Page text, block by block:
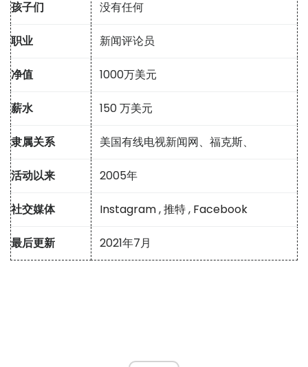
孩子们 没有任何
职业 新闻评论员
净值 1000万美元
薪水 150 万美元
隶属关系 美国有线电视新闻网、福克斯、
活动以来 2005年
社交媒体 Instagram,推特, Facebook
最后更新 2021年7月